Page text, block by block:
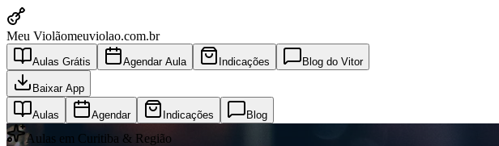
Meu Violãomeuviolao.com.br
Aulas Grátis Agendar Aula Indicações Blog do Vitor
Baixar App
Aulas Agendar Indicações Blog
Aulas em Curitiba & Região